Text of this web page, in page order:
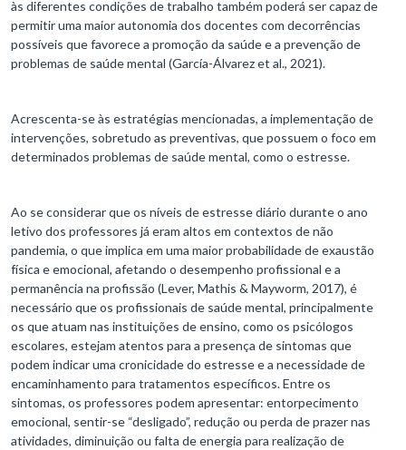
às diferentes condições de trabalho também poderá ser capaz de
permitir uma maior autonomia dos docentes com decorrências
possíveis que favorece a promoção da saúde e a prevenção de
problemas de saúde mental (García-Álvarez et al., 2021).
Acrescenta-se às estratégias mencionadas, a implementação de
intervenções, sobretudo as preventivas, que possuem o foco em
determinados problemas de saúde mental, como o estresse.
Ao se considerar que os níveis de estresse diário durante o ano
letivo dos professores já eram altos em contextos de não
pandemia, o que implica em uma maior probabilidade de exaustão
física e emocional, afetando o desempenho profissional e a
permanência na profissão (Lever, Mathis & Mayworm, 2017), é
necessário que os profissionais de saúde mental, principalmente
os que atuam nas instituições de ensino, como os psicólogos
escolares, estejam atentos para a presença de sintomas que
podem indicar uma cronicidade do estresse e a necessidade de
encaminhamento para tratamentos específicos. Entre os
sintomas, os professores podem apresentar: entorpecimento
emocional, sentir-se “desligado”, redução ou perda de prazer nas
atividades, diminuição ou falta de energia para realização de